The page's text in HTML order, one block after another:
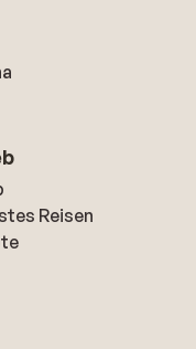
Reisen